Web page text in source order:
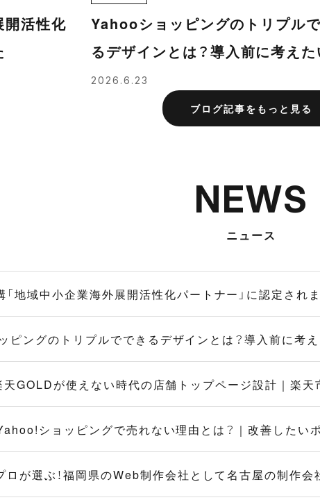
開活性化
Yahooショッピングのトリプル
るデザインとは？導入前に考えた
ジ制作の優先順位
2026.6.23
ブログ記事をもっと見る
NEWS
ニュース
「地域中小企業海外展開活性化パートナー」に認定され
ピングのトリプルでできるデザインとは？導入前に考
楽天GOLDが使えない時代の店舗トップページ設計｜楽
ショッピングで売れない理由とは？｜改善したい
ロが選ぶ！福岡県のWeb制作会社として名古屋の制作